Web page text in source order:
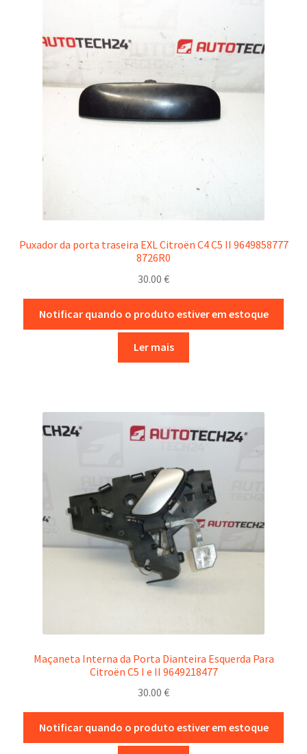
Puxador da porta traseira EXL Citroën C4 C5 II 9649858777
8726R0
30.00 €
Notificar quando o produto estiver em estoque
Ler mais
Maçaneta Interna da Porta Dianteira Esquerda Para
Citroën C5 I e II 9649218477
30.00 €
Notificar quando o produto estiver em estoque